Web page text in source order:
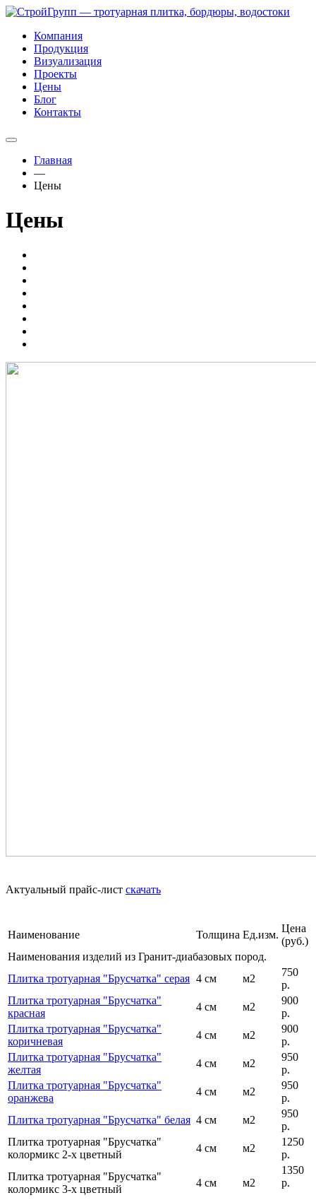
Компания
Продукция
Визуализация
Проекты
Цены
Блог
Контакты
Главная
—
Цены
Цены
Актуальный прайс-лист скачать
Наименование Толщина Ед.изм.
Цена
(руб.)
Наименования изделий из Гранит-диабазовых пород.
Плитка тротуарная "Брусчатка" серая 4 см м2
750
р.
Плитка тротуарная "Брусчатка"
красная
4 см м2
900
р.
Плитка тротуарная "Брусчатка"
коричневая
4 см м2
900
р.
Плитка тротуарная "Брусчатка"
желтая
4 см м2
950
р.
Плитка тротуарная "Брусчатка"
оранжева
4 см м2
950
р.
Плитка тротуарная "Брусчатка" белая 4 см м2
950
р.
Плитка тротуарная "Брусчатка"
колормикс 2-х цветный
4 см м2
1250
р.
Плитка тротуарная "Брусчатка"
колормикс 3-х цветный
4 см м2
1350
р.